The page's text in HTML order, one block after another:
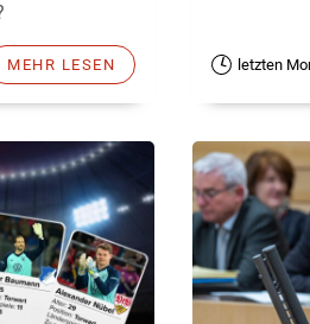
MEHR LESEN letzten